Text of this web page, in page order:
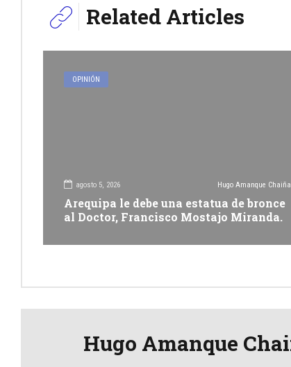
Related Articles
OPINIÓN
agosto 5, 2026 Hugo Amanque Chaiña
Arequipa le debe una estatua de bronce
al Doctor, Francisco Mostajo Miranda.
Hugo Amanque